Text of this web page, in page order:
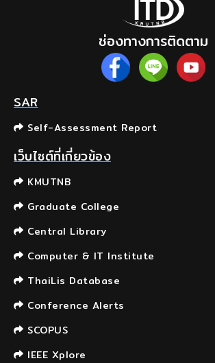
ช่องทางการติดตาม
SAR
Self-Assessment Report
เว็บไซต์ที่เกี่ยวข้อง
KMUTNB
Graduate College
Central Library
Computer & IT Institute
ThaiLis Database
Conference Alerts
SCOPUS
IEEE Xplore